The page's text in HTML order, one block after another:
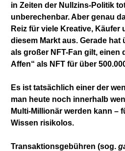
in Zeiten der Nullzins-Politik
unberechenbar. Aber genau
Reiz für viele Kreative, Käufer
diesem Markt aus. Gerade
als großer NFT-Fan gilt, einen
Affen“ als NFT für über
Es ist tatsächlich einer der
man heute noch innerhalb
Multi-Millionär werden kann –
Wissen risikolos.
Transaktionsgebühren (sog.